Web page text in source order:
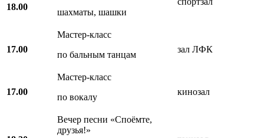
18.00
шахматы, шашки
17.00
Мастер-класс
по бальным танцам
зал ЛФК
17.00
Мастер-класс
по вокалу
кинозал
Вечер песни «Споёмте,
друзья!»